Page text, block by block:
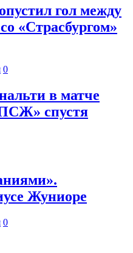
гол между
«Страсбургом»
0
в матче
спустя
Жуниоре
0